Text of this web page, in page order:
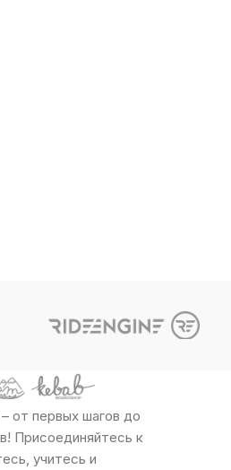
от первых шагов до
Присоединяйтесь к
учитесь и